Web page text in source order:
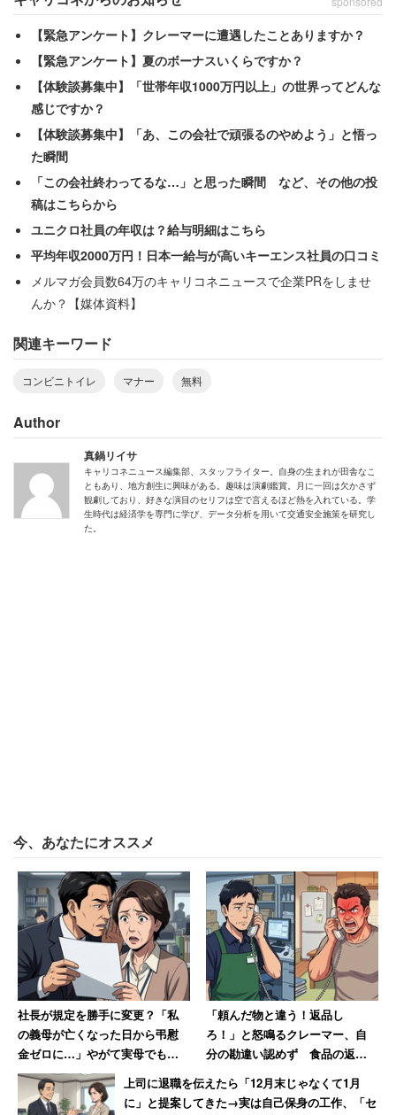
「中高生になる我が子にも出先でおトイレを借りる時には
必ず買い物するよう教育をしています」
多くのコンビニ利用者がマナーを守ってくれるようになる
といいのだが。
【緊急アンケート】クレーマーに遭遇したことありますか？
【緊急アンケート】夏のボーナスいくらですか？
【体験談募集中】「世帯年収1000万円以上」の世界ってどんな
感じですか？
【体験談募集中】「あ、この会社で頑張るのやめよう」と悟っ
た瞬間
「この会社終わってるな…」と思った瞬間 など、その他の投
稿はこちらから
ユニクロ社員の年収は？給与明細はこちら
平均年収2000万円！日本一給与が高いキーエンス社員の口コミ
メルマガ会員数64万のキャリコネニュースで企業PRをしませ
んか？【媒体資料】
関連キーワード
コンビニトイレ マナー 無料
Author
真鍋リイサ
キャリコネニュース編集部、スタッフライター。自身の生まれが田舎なこ
ともあり、地方創生に興味がある。趣味は演劇鑑賞。月に一回は欠かさず
観劇しており、好きな演目のセリフは空で言えるほど熱を入れている。学
生時代は経済学を専門に学び、データ分析を用いて交通安全施策を研究し
た。
今、あなたにオススメ
社長が規定を勝手に変更？「私
の義母が亡くなった日から弔慰
金ゼロに…」やがて実母でもナ
シになり呆れる女性
「頼んだ物と違う！返品し
ろ！」と怒鳴るクレーマー、自
分の勘違い認めず 食品の返品
「強く断った」
上司に退職を伝えたら「12月末じゃなくて1月
に」と提案してきた→実は自己保身の工作、「セ